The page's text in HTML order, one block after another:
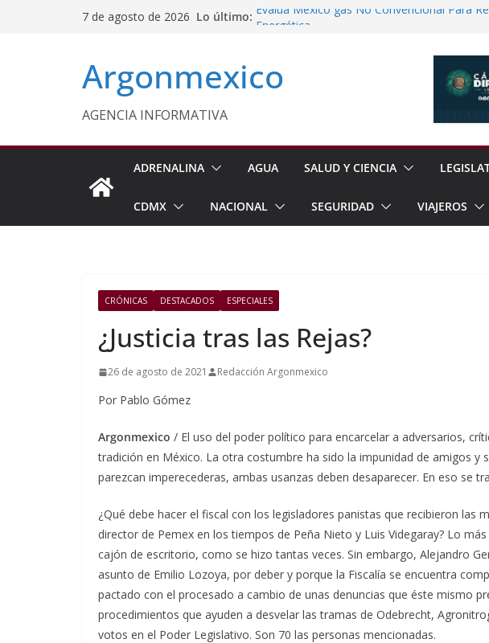
7 de agosto de 2026 Lo último: Evalúa México gas No Convencional Para
Texcoco Fortalece Prestaciones de
Aseguran Casi 10 Millones de Cigarrillos
Michoacán
Argonmexico
AGENCIA INFORMATIVA
ADRENALINA AGUA SALUD Y CIENCIA
CDMX NACIONAL SEGURIDAD VIAJEROS
CRÓNICAS DESTACADOS ESPECIALES
¿Justicia tras las Rejas?
26 de agosto de 2021 Redacción Argonmexico
Por Pablo Gómez
Argonmexico / El uso del poder político para encarcelar a adversarios,
tradición en México. La otra costumbre ha sido la impunidad de amigos y
parezcan imperecederas, ambas usanzas deben desaparecer. En eso se
¿Qué debe hacer el fiscal con los legisladores panistas que recibieron las
director de Pemex en los tiempos de Peña Nieto y Luis Videgaray? Lo
cajón de escritorio, como se hizo tantas veces. Sin embargo, Alejandro
asunto de Emilio Lozoya, por deber y porque la Fiscalía se encuentra
pactado con el procesado a cambio de unas denuncias que éste mismo
procedimientos que ayuden a desvelar las tramas de Odebrecht,
votos en el Poder Legislativo. Son 70 las personas mencionadas.